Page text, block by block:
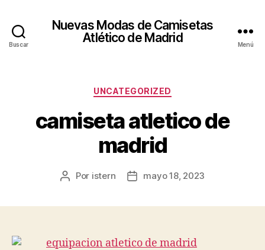
Buscar
Nuevas Modas de Camisetas
Atlético de Madrid
Menú
Categorías
UNCATEGORIZED
camiseta atletico de
madrid
Autor
Por istern
Fechamayo 18, 2023